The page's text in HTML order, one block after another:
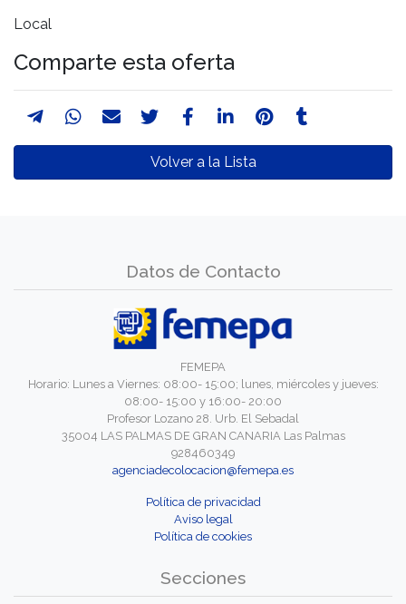
Local
Comparte esta oferta
Volver a la Lista
Datos de Contacto
FEMEPA
Horario: Lunes a Viernes: 08:00- 15:00; lunes, miércoles y jueves:
08:00- 15:00 y 16:00- 20:00
Profesor Lozano 28. Urb. El Sebadal
35004 LAS PALMAS DE GRAN CANARIA Las Palmas
928460349
agenciadecolocacion@femepa.es
Política de privacidad
Aviso legal
Política de cookies
Secciones